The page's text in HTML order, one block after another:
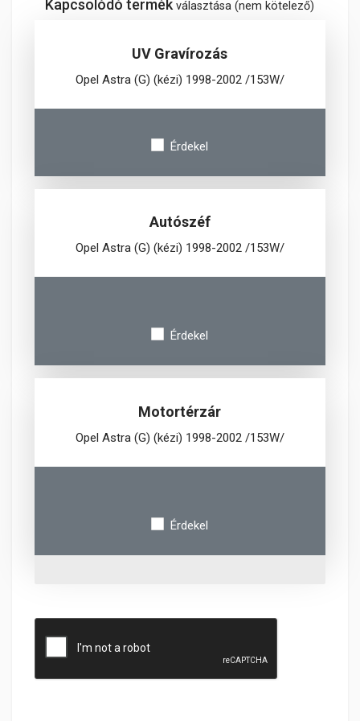
Kapcsolódó termékválasztása (nem kötelező)
UV Gravírozás
Opel Astra (G) (kézi) 1998-2002 /153W/
Érdekel
Autószéf
Opel Astra (G) (kézi) 1998-2002 /153W/
Érdekel
Motortérzár
Opel Astra (G) (kézi) 1998-2002 /153W/
Érdekel